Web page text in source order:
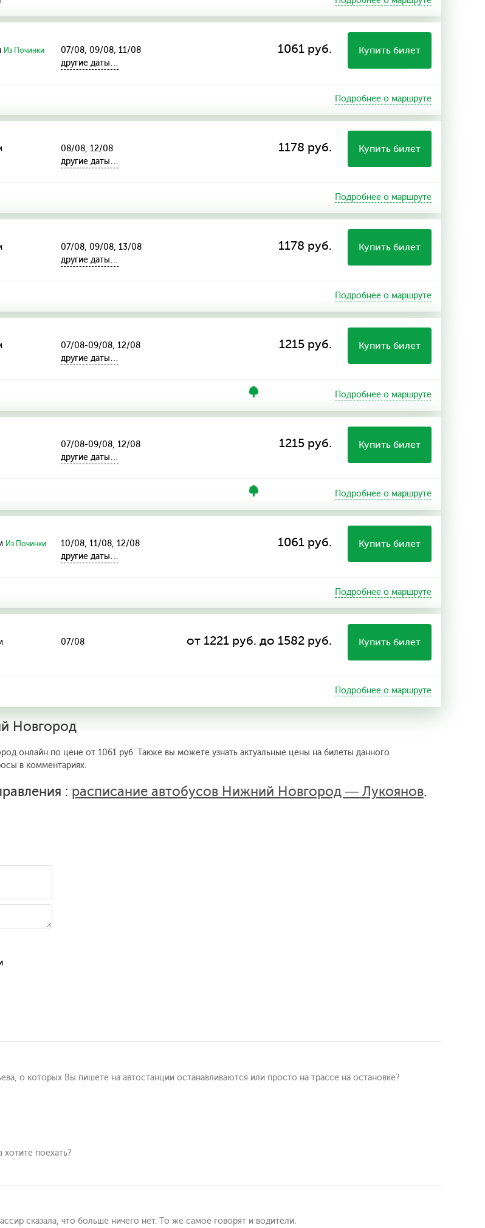
Из Починки
07/08, 09/08, 11/08
другие даты…
1061 руб. Купить билет
Подробнее о маршруте
08/08, 12/08
другие даты…
1178 руб. Купить билет
Подробнее о маршруте
07/08, 09/08, 13/08
другие даты…
1178 руб. Купить билет
Подробнее о маршруте
07/08-09/08, 12/08
другие даты…
1215 руб. Купить билет
Подробнее о маршруте
07/08-09/08, 12/08
другие даты…
1215 руб. Купить билет
Подробнее о маршруте
Из Починки
10/08, 11/08, 12/08
другие даты…
1061 руб. Купить билет
Подробнее о маршруте
07/08 от 1221 руб. до 1582 руб. Купить билет
Подробнее о маршруте
Новгород
онлайн по цене от 1061 руб. Также вы можете узнать актуальные цены на билеты данного
в комментариях.
: расписание автобусов Нижний Новгород — Лукоянов.
о которых Вы пишете на автостанции останавливаются или просто на трассе на остановке?
хотите поехать?
сказала, что больше ничего нет. То же самое говорят и водители.